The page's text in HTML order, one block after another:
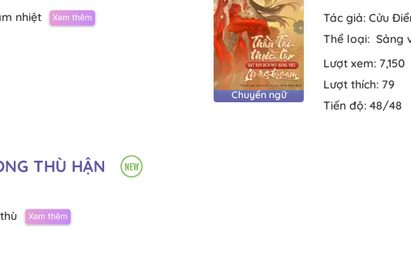
nhiệt
Chuyển ngữ
Tác giả: Cửu
Thể loại: Sảng
Lượt xem: 7,150
Lượt thích: 79
Tiến độ: 48/48
THÙ HẬN